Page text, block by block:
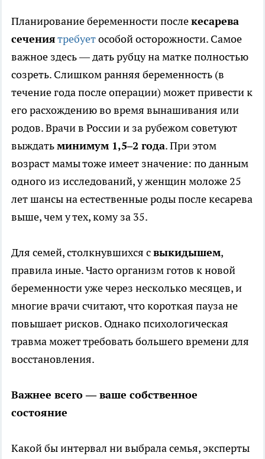
Планирование беременности послекесарева
сечениятребуетособой осторожности. Самое
важное здесь — дать рубцу на матке полностью
созреть. Слишком ранняя беременность (в
течение года после операции) может привести к
его расхождению во время вынашивания или
родов. Врачи в России и за рубежом советуют
выждатьминимум 1,5–2 года. При этом
возраст мамы тоже имеет значение: по данным
одного из исследований, у женщин моложе 25
лет шансы на естественные роды после кесарева
выше, чем у тех, кому за 35.
Для семей, столкнувшихся свыкидышем,
правила иные. Часто организм готов к новой
беременности уже через несколько месяцев, и
многие врачи считают, что короткая пауза не
повышает рисков. Однако психологическая
травма может требовать большего времени для
восстановления.
Важнее всего — ваше собственное
состояние
Какой бы интервал ни выбрала семья, эксперты